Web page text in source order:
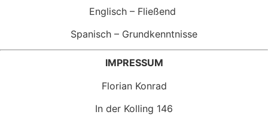
Englisch – Fließend
Spanisch – Grundkenntnisse
IMPRESSUM
Florian Konrad
In der Kolling 146